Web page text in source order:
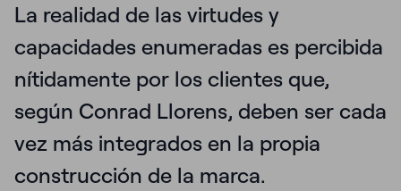
La realidad de las virtudes y
capacidades enumeradas es percibida
nítidamente por los clientes que,
según Conrad Llorens, deben ser cada
vez más integrados en la propia
construcción de la marca.